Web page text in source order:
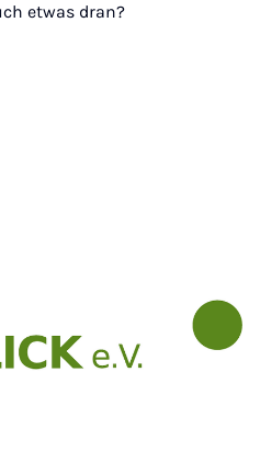
etwas dran?